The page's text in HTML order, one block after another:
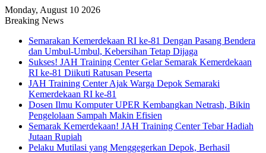
Monday, August 10 2026
Breaking News
Semarakan Kemerdekaan RI ke-81 Dengan Pasang Bendera
dan Umbul-Umbul, Kebersihan Tetap Dijaga
Sukses! JAH Training Center Gelar Semarak Kemerdekaan
RI ke-81 Diikuti Ratusan Peserta
JAH Training Center Ajak Warga Depok Semaraki
Kemerdekaan RI ke-81
Dosen Ilmu Komputer UPER Kembangkan Netrash, Bikin
Pengelolaan Sampah Makin Efisien
Semarak Kemerdekaan! JAH Training Center Tebar Hadiah
Jutaan Rupiah
Pelaku Mutilasi yang Menggegerkan Depok, Berhasil